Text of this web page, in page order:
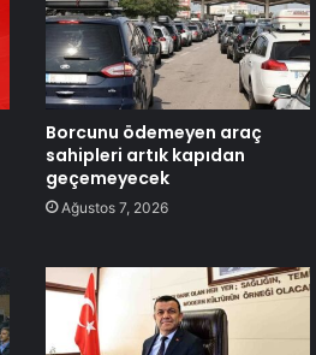
Borcunu ödemeyen araç
sahipleri artık kapıdan
geçemeyecek
Ağustos 7, 2026